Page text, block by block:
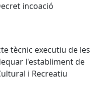
incoació
tècnic executiu de les
l'establiment de
i Recreatiu